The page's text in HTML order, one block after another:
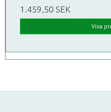
1.459,50 SEK
Visa